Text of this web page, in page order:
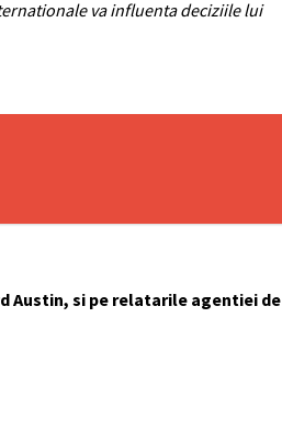
va influenta deciziile lui
Austin, si pe relatarile agentiei de